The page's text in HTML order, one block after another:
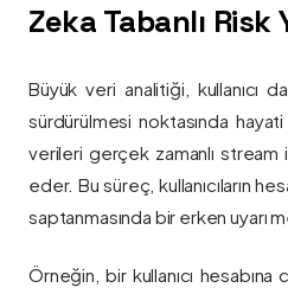
Zeka Tabanlı Risk
Büyük veri analitiği, kullanıcı
sürdürülmesi noktasında
verileri gerçek zamanlı stream
eder. Bu süreç, kullanıcıların
saptanmasında bir erken uyarı
Örneğin, bir kullanıcı